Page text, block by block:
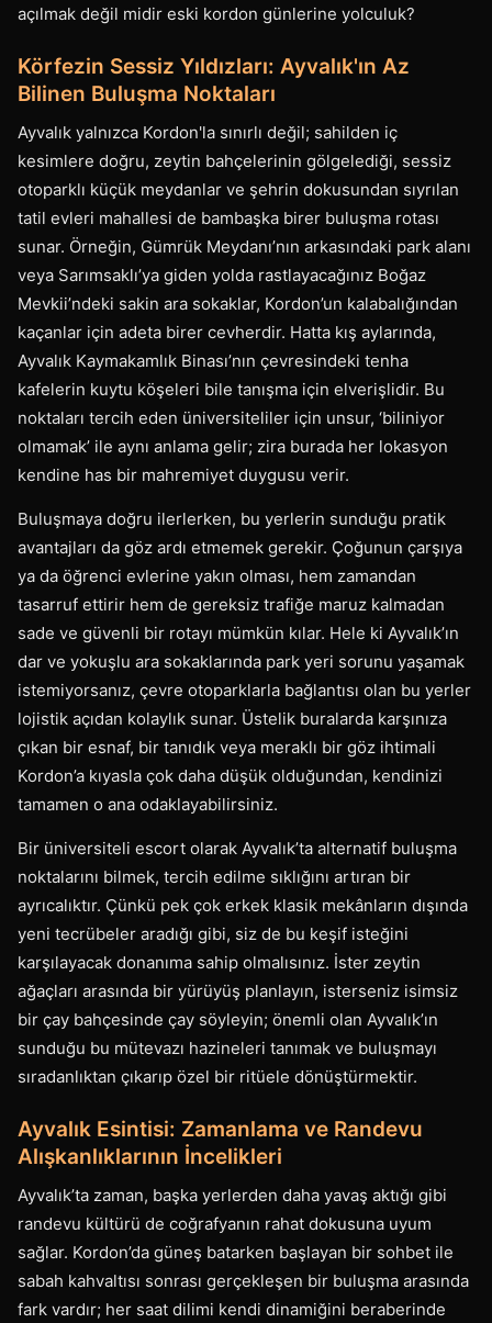
açılmak değil midir eski kordon günlerine yolculuk?
Körfezin Sessiz Yıldızları: Ayvalık'ın Az
Bilinen Buluşma Noktaları
Ayvalık yalnızca Kordon'la sınırlı değil; sahilden iç
kesimlere doğru, zeytin bahçelerinin gölgelediği, sessiz
otoparklı küçük meydanlar ve şehrin dokusundan sıyrılan
tatil evleri mahallesi de bambaşka birer buluşma rotası
sunar. Örneğin, Gümrük Meydanı’nın arkasındaki park alanı
veya Sarımsaklı’ya giden yolda rastlayacağınız Boğaz
Mevkii’ndeki sakin ara sokaklar, Kordon’un kalabalığından
kaçanlar için adeta birer cevherdir. Hatta kış aylarında,
Ayvalık Kaymakamlık Binası’nın çevresindeki tenha
kafelerin kuytu köşeleri bile tanışma için elverişlidir. Bu
noktaları tercih eden üniversiteliler için unsur, ‘biliniyor
olmamak’ ile aynı anlama gelir; zira burada her lokasyon
kendine has bir mahremiyet duygusu verir.
Buluşmaya doğru ilerlerken, bu yerlerin sunduğu pratik
avantajları da göz ardı etmemek gerekir. Çoğunun çarşıya
ya da öğrenci evlerine yakın olması, hem zamandan
tasarruf ettirir hem de gereksiz trafiğe maruz kalmadan
sade ve güvenli bir rotayı mümkün kılar. Hele ki Ayvalık’ın
dar ve yokuşlu ara sokaklarında park yeri sorunu yaşamak
istemiyorsanız, çevre otoparklarla bağlantısı olan bu yerler
lojistik açıdan kolaylık sunar. Üstelik buralarda karşınıza
çıkan bir esnaf, bir tanıdık veya meraklı bir göz ihtimali
Kordon’a kıyasla çok daha düşük olduğundan, kendinizi
tamamen o ana odaklayabilirsiniz.
Bir üniversiteli escort olarak Ayvalık’ta alternatif buluşma
noktalarını bilmek, tercih edilme sıklığını artıran bir
ayrıcalıktır. Çünkü pek çok erkek klasik mekânların dışında
yeni tecrübeler aradığı gibi, siz de bu keşif isteğini
karşılayacak donanıma sahip olmalısınız. İster zeytin
ağaçları arasında bir yürüyüş planlayın, isterseniz isimsiz
bir çay bahçesinde çay söyleyin; önemli olan Ayvalık’ın
sunduğu bu mütevazı hazineleri tanımak ve buluşmayı
sıradanlıktan çıkarıp özel bir ritüele dönüştürmektir.
Ayvalık Esintisi: Zamanlama ve Randevu
Alışkanlıklarının İncelikleri
Ayvalık’ta zaman, başka yerlerden daha yavaş aktığı gibi
randevu kültürü de coğrafyanın rahat dokusuna uyum
sağlar. Kordon’da güneş batarken başlayan bir sohbet ile
sabah kahvaltısı sonrası gerçekleşen bir buluşma arasında
fark vardır; her saat dilimi kendi dinamiğini beraberinde